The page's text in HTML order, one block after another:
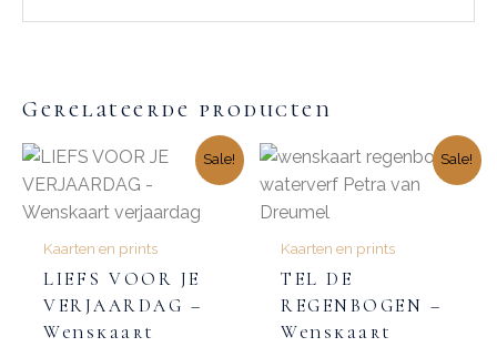
Gerelateerde producten
Sale!
Kaarten en prints
LIEFS VOOR JE
VERJAARDAG –
Wenskaart
Sale!
Kaarten en prints
TEL DE
REGENBOGEN –
Wenskaart